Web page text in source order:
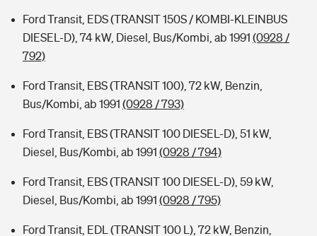
Ford Transit, EDS (TRANSIT 150S / KOMBI-KLEINBUS
DIESEL-D), 74 kW, Diesel, Bus/Kombi, ab 1991 (0928 /
792)
Ford Transit, EBS (TRANSIT 100), 72 kW, Benzin,
Bus/Kombi, ab 1991 (0928 / 793)
Ford Transit, EBS (TRANSIT 100 DIESEL-D), 51 kW,
Diesel, Bus/Kombi, ab 1991 (0928 / 794)
Ford Transit, EBS (TRANSIT 100 DIESEL-D), 59 kW,
Diesel, Bus/Kombi, ab 1991 (0928 / 795)
Ford Transit, EDL (TRANSIT 100 L), 72 kW, Benzin,